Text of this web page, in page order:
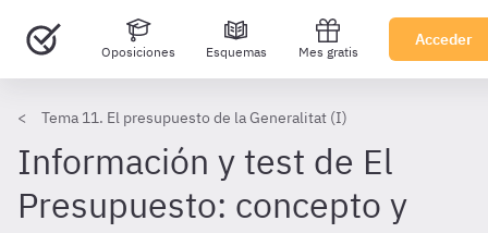
Oposiciones Esquemas Mes gratis
Acceder
Tema 11. El presupuesto de la Generalitat (I)
Información y test de El
Presupuesto: concepto y